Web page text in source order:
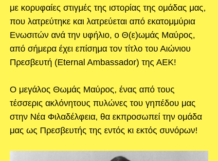
με κορυφαίες στιγμές της ιστορίας της ομάδας μας,
που λατρεύτηκε και λατρεύεται από εκατομμύρια
Ενωσιτών ανά την υφήλιο, ο Θ(ε)ωμάς Μαύρος,
από σήμερα έχει επίσημα τον τίτλο του Αιώνιου
Πρεσβευτή (Eternal Ambassador) της ΑΕΚ!
Ο μεγάλος Θωμάς Μαύρος, ένας από τους
τέσσερις ακλόνητους πυλώνες του γηπέδου μας
στην Νέα Φιλαδέλφεια, θα εκπροσωπεί την ομάδα
μας ως Πρεσβευτής της εντός κι εκτός συνόρων!